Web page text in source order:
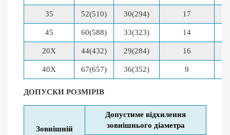
35 52(510) 30(294) 17
45 60(588) 33(323) 14
20Х 44(432) 29(284) 16
40Х 67(657) 36(352) 9
ДОПУСКИ РОЗМІРІВ
Зовнішній
Допустиме відхилення
зовнішнього діаметра